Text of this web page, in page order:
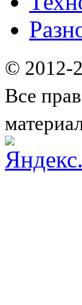
© 2012-
Все